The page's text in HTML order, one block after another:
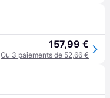
157,99 €
Ou 3 paiements de 52,66 €